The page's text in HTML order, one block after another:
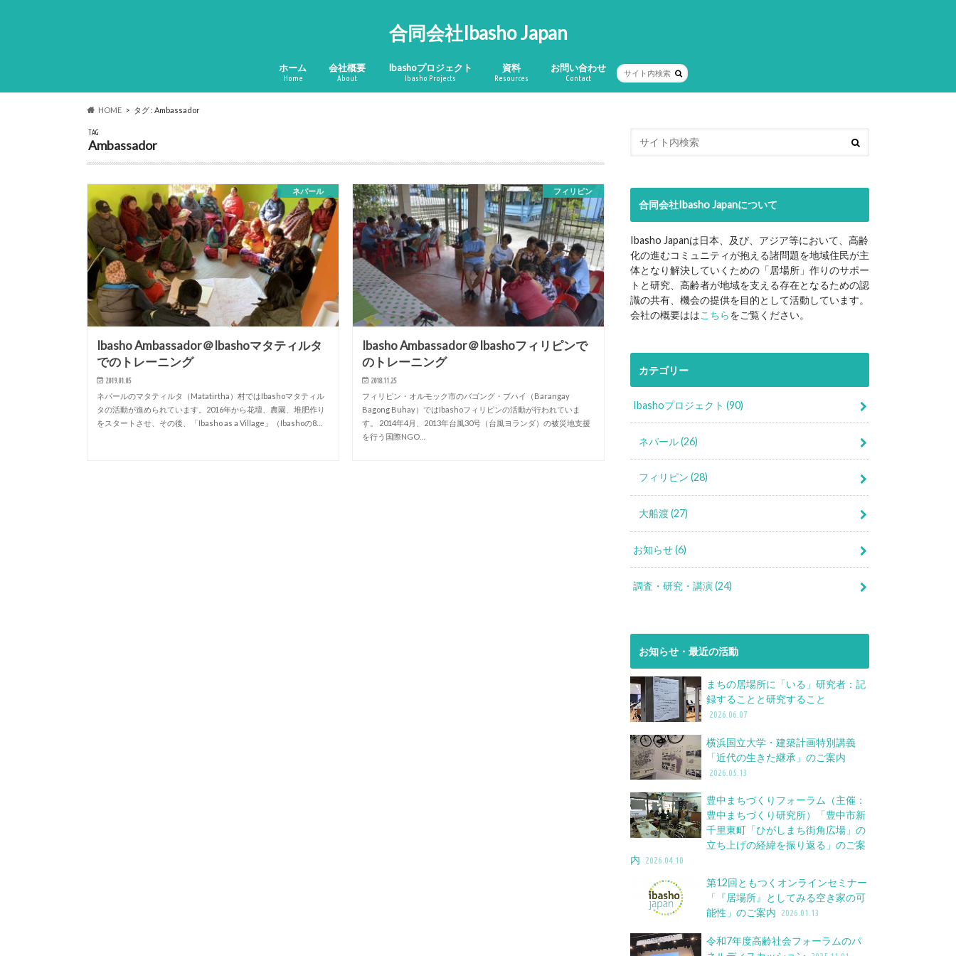
合同会社Ibasho Japan
ホーム
Home
会社概要
About
Ibashoプロジェクト
Ibasho Projects
資料
Resources
お問い合わせ
Contact
HOME タグ : Ambassador
TAG
Ambassador
ネパール
Ibasho Ambassador＠Ibashoマタティルタ
でのトレーニング
2019.01.05
ネパールのマタティルタ（Matatirtha）村ではIbashoマタティル
タの活動が進められています。2016年から花壇、農園、堆肥作り
をスタートさせ、その後、「Ibasho as a Village」（Ibashoの8…
フィリピン
Ibasho Ambassador＠Ibashoフィリピンで
のトレーニング
2018.11.25
フィリピン・オルモック市のバゴング・ブハイ（Barangay
Bagong Buhay）ではIbashoフィリピンの活動が行われていま
す。 2014年4月、2013年台風30号（台風ヨランダ）の被災地支援
を行う国際NGO…
合同会社Ibasho Japanについて
Ibasho Japanは日本、及び、アジア等において、高齢
化の進むコミュニティが抱える諸問題を地域住民が主
体となり解決していくための「居場所」作りのサポー
トと研究、高齢者が地域を支える存在となるための認
識の共有、機会の提供を目的として活動しています。
会社の概要ははこちらをご覧ください。
カテゴリー
Ibashoプロジェクト(90)
ネパール(26)
フィリピン (28)
大船渡(27)
お知らせ(6)
調査・研究・講演(24)
お知らせ・最近の活動
まちの居場所に「いる」研究者：記
録することと研究すること
2026.06.07
横浜国立大学・建築計画特別講義
「近代の生きた継承」のご案内
2026.05.13
豊中まちづくりフォーラム（主催：
豊中まちづくり研究所）「豊中市新
千里東町「ひがしまち街角広場」の
立ち上げの経緯を振り返る」のご案
内
2026.04.10
第12回ともつくオンラインセミナー
「『居場所』としてみる空き家の可
能性」のご案内
2026.01.13
令和7年度高齢社会フォーラムのパ